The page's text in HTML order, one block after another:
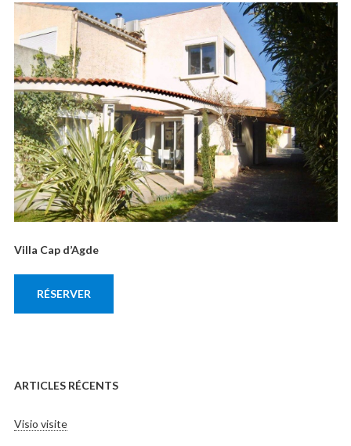
Villa Cap d’Agde
RÉSERVER
ARTICLES RÉCENTS
Visio visite